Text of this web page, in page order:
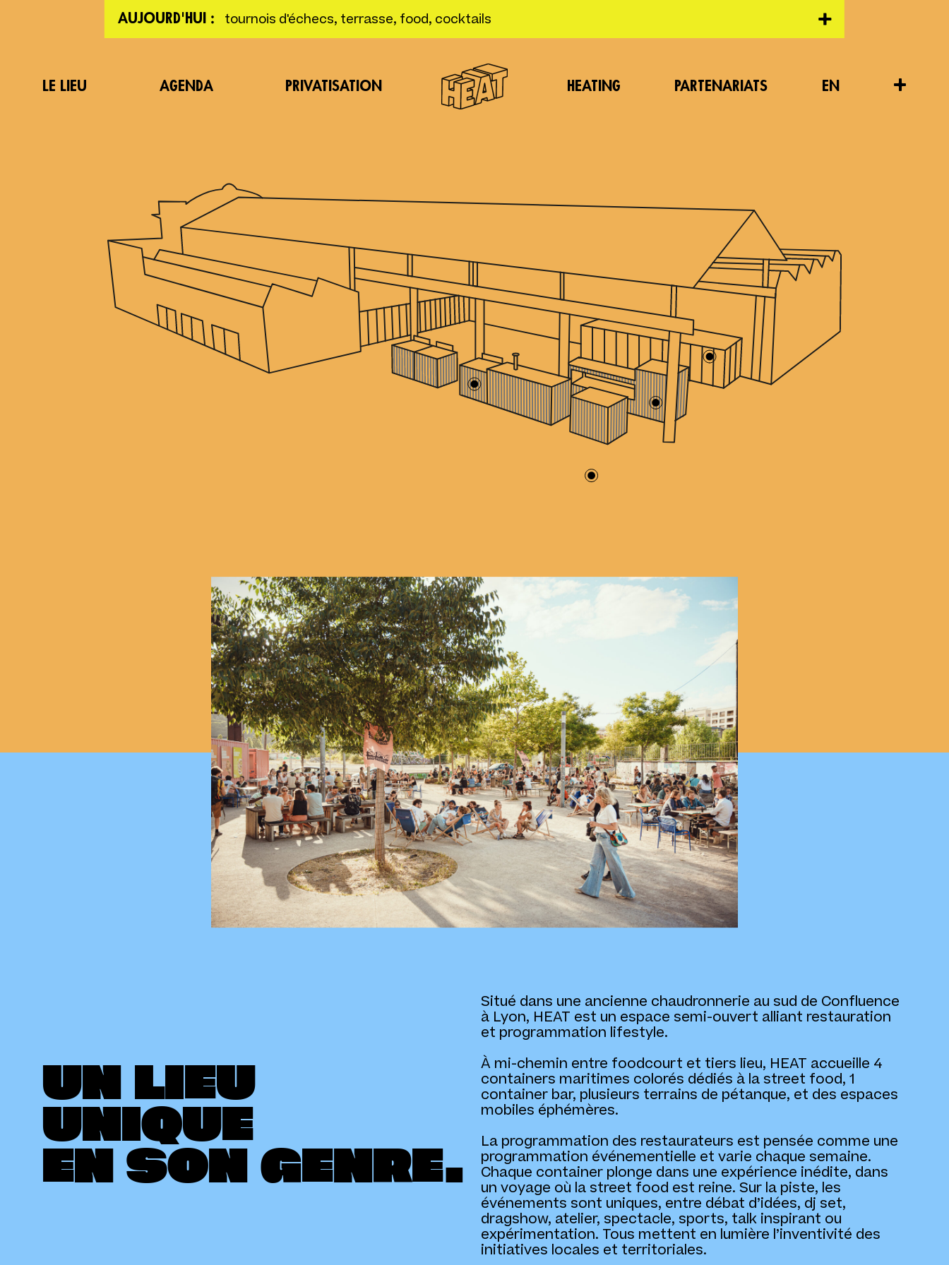
LE LIEU AGENDA PRIVATISATION HEATING PARTENARIATS EN +
AUJOURD'HUI : tournois d'échecs, terrasse, food, cocktails
UN LIEU
UNIQUE
EN SON GENRE.
Situé dans une ancienne chaudronnerie au sud de Confluence
à Lyon, HEAT est un espace semi-ouvert alliant restauration
et programmation lifestyle.
À mi-chemin entre foodcourt et tiers lieu, HEAT accueille 4
containers maritimes colorés dédiés à la street food, 1
container bar, plusieurs terrains de pétanque, et des espaces
mobiles éphémères.
La programmation des restaurateurs est pensée comme une
programmation événementielle et varie chaque semaine.
Chaque container plonge dans une expérience inédite, dans
un voyage où la street food est reine. Sur la piste, les
événements sont uniques, entre débat d’idées, dj set,
dragshow, atelier, spectacle, sports, talk inspirant ou
expérimentation. Tous mettent en lumière l’inventivité des
initiatives locales et territoriales.